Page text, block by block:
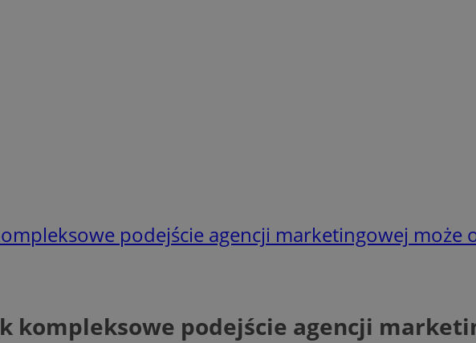
podejście agencji marketingowej może
kompleksowe podejście agencji